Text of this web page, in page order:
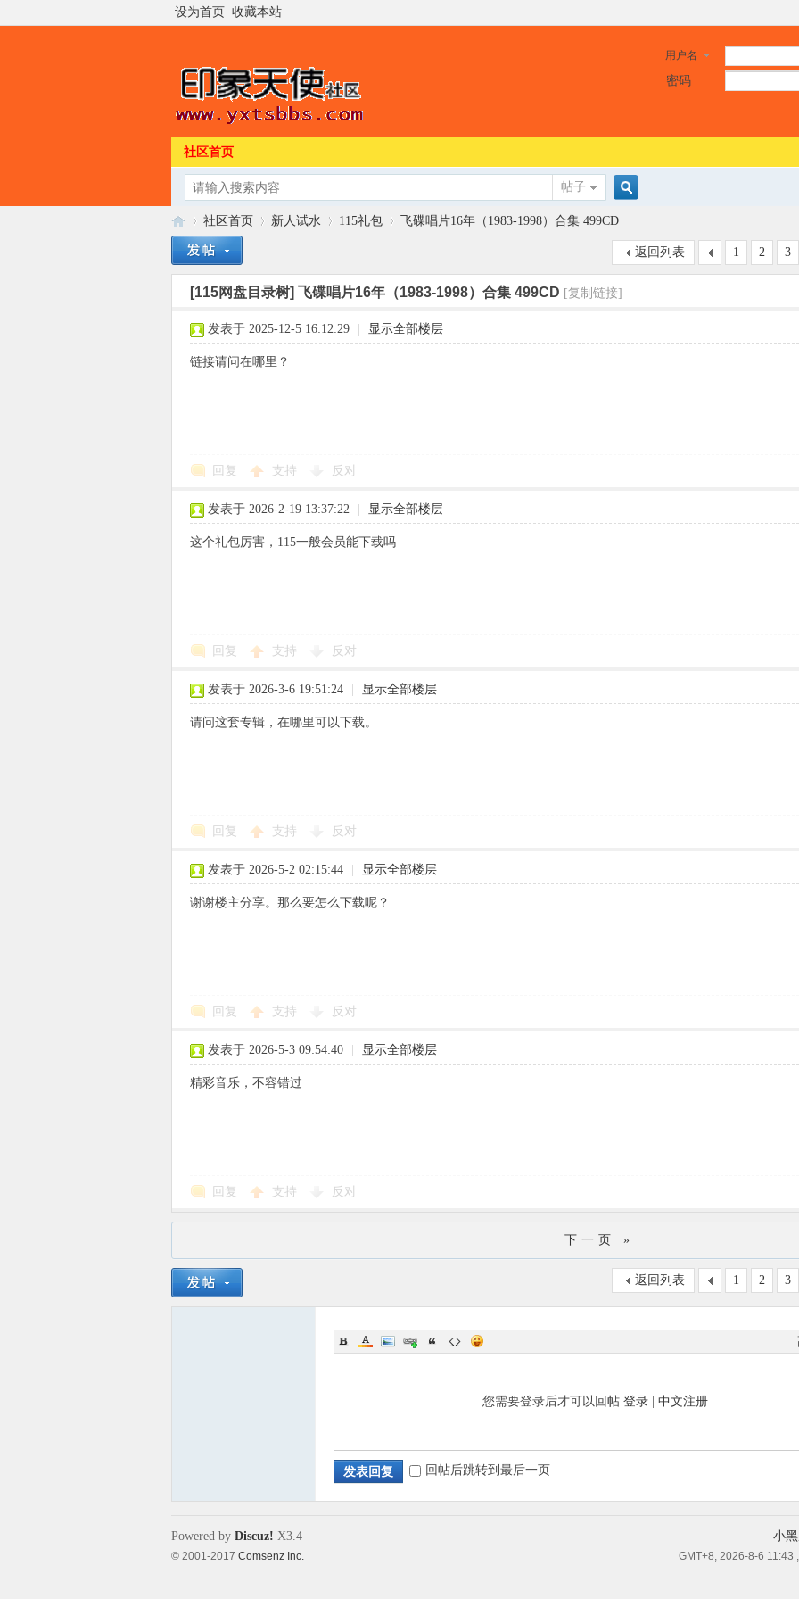
设为首页 收藏本站
用户名
密码
社区首页
帖子
索
»
社区首页
›
新人试水
›
115礼包
›
飞碟唱片16年（1983-1998）合集 499CD
1 2 3
返回列表
[115网盘目录树] 飞碟唱片16年（1983-1998）合集 499CD [复制链接]
发表于 2025-12-5 16:12:29 显示全部楼层
链接请问在哪里？
回复 支持 反对
发表于 2026-2-19 13:37:22 显示全部楼层
这个礼包厉害，115一般会员能下载吗
回复 支持 反对
发表于 2026-3-6 19:51:24 显示全部楼层
请问这套专辑，在哪里可以下载。
回复 支持 反对
发表于 2026-5-2 02:15:44 显示全部楼层
谢谢楼主分享。那么要怎么下载呢？
回复 支持 反对
发表于 2026-5-3 09:54:40 显示全部楼层
精彩音乐，不容错过
回复 支持 反对
下一页 »
1 2 3
返回列表
您需要登录后才可以回帖 登录 中文注册
发表回复 回帖后跳转到最后一页
小
GMT+8, 2026-8-6 11:43
Powered by Discuz! X3.4
© 2001-2017 Comsenz Inc.